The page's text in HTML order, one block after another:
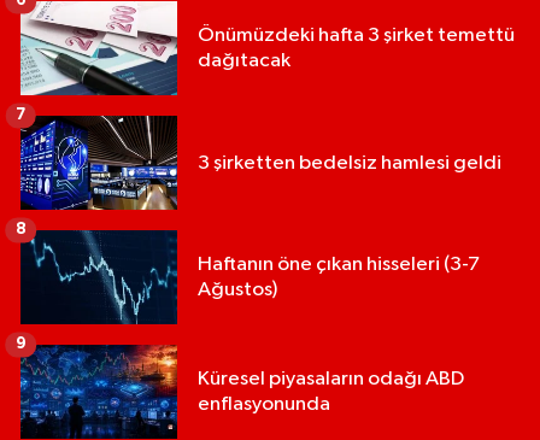
Önümüzdeki hafta 3 şirket temettü
dağıtacak
3 şirketten bedelsiz hamlesi geldi
7
Haftanın öne çıkan hisseleri (3-7
Ağustos)
8
Küresel piyasaların odağı ABD
enflasyonunda
9